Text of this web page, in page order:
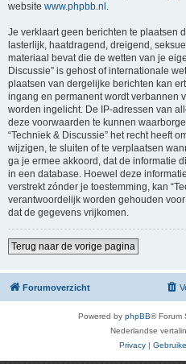
website www.phpbb.nl .
Je verklaart geen berichten te plaatsen
lasterlijk, haatdragend, dreigend,
materiaal bevat die de wetten van je
Discussie” is gehost of internationale
plaatsen van dergelijke berichten kan
ingang en permanent wordt verbannen
worden ingelicht. De IP-adressen van
deze voorwaarden te kunnen
“Techniek & Discussie” het recht heeft
wijzigen, te sluiten of te verplaatsen
ga je ermee akkoord, dat de informatie
in een database. Hoewel deze
verstrekt zónder je toestemming, kan
verantwoordelijk worden gehouden
dat de gegevens vrijkomen.
Terug naar de vorige pagina
Forumoverzicht
Powered by phpBB® Forum
Nederlandse
Privacy |